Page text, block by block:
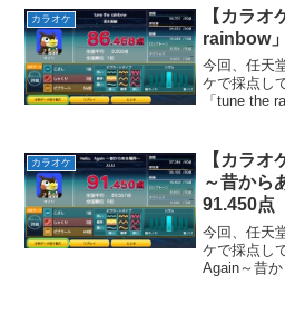
みたいなも
囲気の曲...
カラオケ
【カラ
rainbow
今回、任天
ケで採点し
「tune the
感動的なメ
カラオケ
【カラ
～昔から
91.450点
今回、任天
ケで採点し
Again～昔か